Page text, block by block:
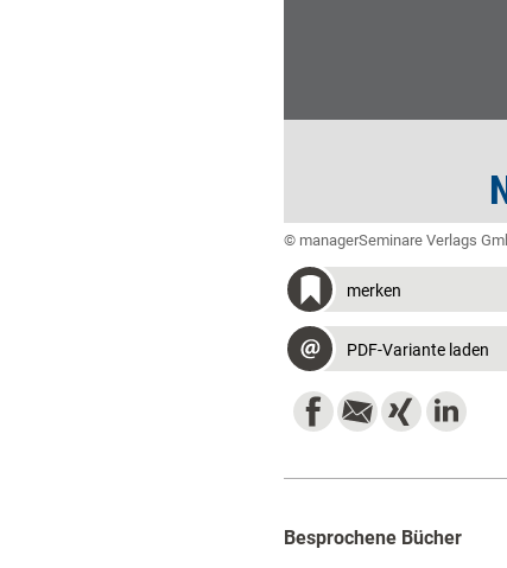
© managerSeminare Verlags
merken
PDF-Variante laden
Besprochene Bücher